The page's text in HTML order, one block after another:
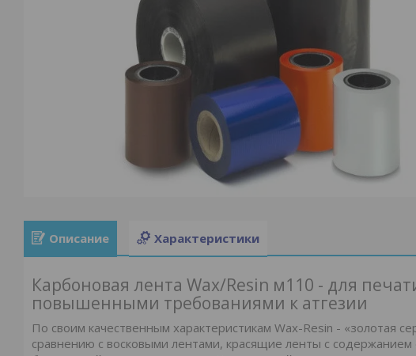
Описание Характеристики
Карбоновая лента Wax/Resin м110 - для
повышенными требованиями к атгезии
По своим качественным характеристикам Wax-Resin - «золотая
сравнению с восковыми лентами, красящие ленты с